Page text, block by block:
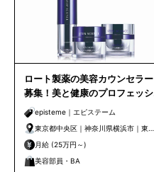
ロート製薬の美容カウンセラー
募集！美と健康のプロフェッシ
ョナルへ。（月給25万、年収
350万～）
episteme｜エピステーム
東京都中央区｜神奈川県横浜市｜東京
都新宿区｜東京都豊島区
月給 (25万円～)
美容部員・BA